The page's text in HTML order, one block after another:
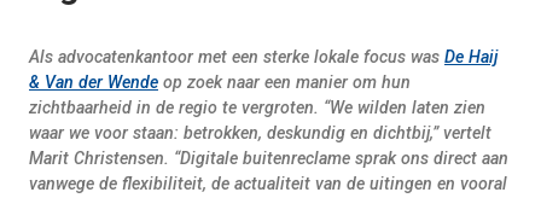
Als advocatenkantoor met een sterke lokale focus was De Haij
& Van der Wende op zoek naar een manier om hun
zichtbaarheid in de regio te vergroten. “We wilden laten zien
waar we voor staan: betrokken, deskundig en dichtbij,” vertelt
Marit Christensen. “Digitale buitenreclame sprak ons direct aan
vanwege de flexibiliteit, de actualiteit van de uitingen en vooral